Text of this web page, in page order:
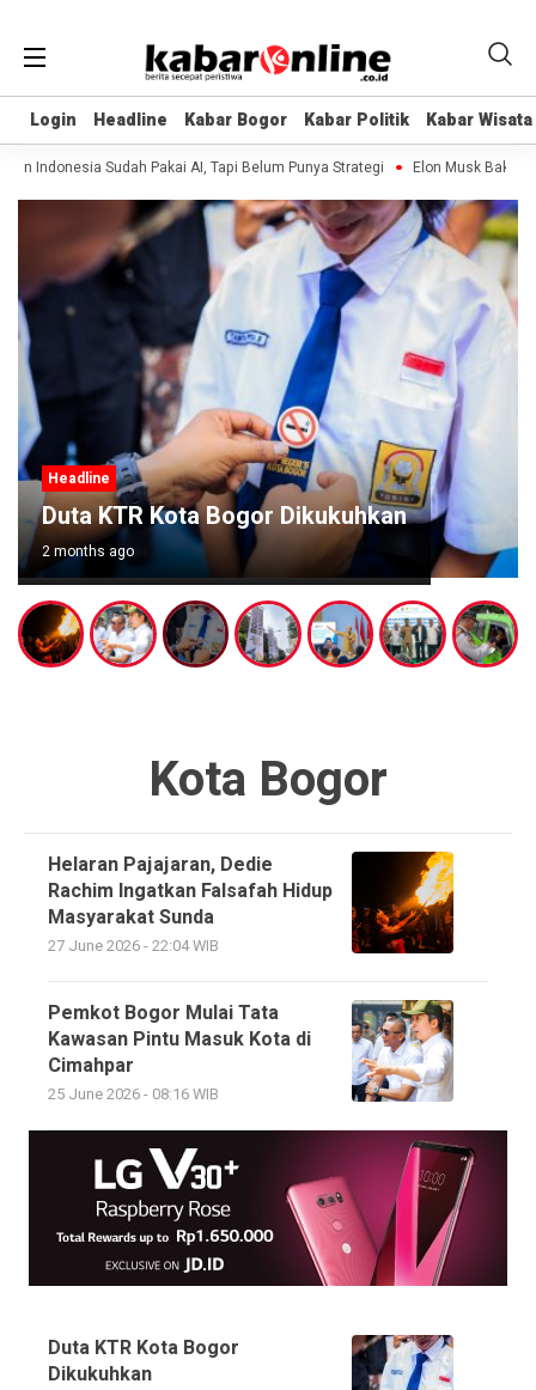
Login Headline Kabar Bogor Kabar Politik Kabar Wisata
Login Headline Kabar Bogor Kabar Politik Kabar Wisata
Sudah Pakai AI, Tapi Belum Punya Strategi Elon Musk Bakal
Bogor Dikukuhkan
Headline
HJB ke-544,
Bogor
2 months ago
Kota Bogor
Helaran Pajajaran, Dedie
Rachim Ingatkan Falsafah Hidup
Masyarakat Sunda
27 June 2026 - 22:04 WIB
Pemkot Bogor Mulai Tata
Kawasan Pintu Masuk Kota di
Cimahpar
25 June 2026 - 08:16 WIB
Duta KTR Kota Bogor
Dikukuhkan